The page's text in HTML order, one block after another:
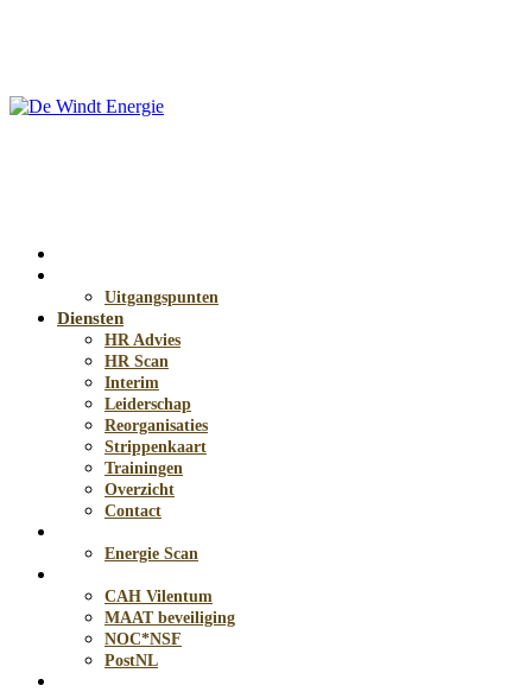
Uitgangspunten
Diensten
HR Advies
HR Scan
Interim
Leiderschap
Reorganisaties
Strippenkaart
Trainingen
Overzicht
Contact
Energie Scan
CAH Vilentum
MAAT beveiliging
NOC*NSF
PostNL